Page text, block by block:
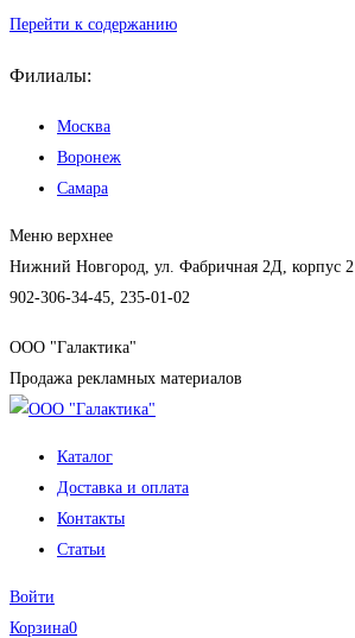
Перейти к содержанию
Филиалы:
Москва
Воронеж
Самара
Меню верхнее
Нижний Новгород, ул. Фабричная 2Д, корпус 2
902-306-34-45, 235-01-02
ООО "Галактика"
Продажа рекламных материалов
Каталог
Доставка и оплата
Контакты
Статьи
Войти
Корзина0